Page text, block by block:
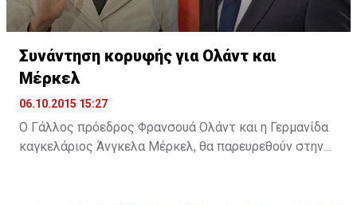
Συνάντηση κορυφής για Ολάντ και
Μέρκελ
06.10.2015 15:27
Ο Γάλλος πρόεδρος Φρανσουά Ολάντ και η Γερμανίδα
καγκελάριος Άνγκελα Μέρκελ, θα παρευρεθούν στην